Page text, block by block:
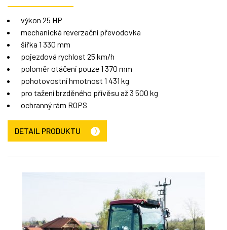
výkon 25 HP
mechanická reverzační převodovka
šířka 1 330 mm
pojezdová rychlost 25 km/h
poloměr otáčení pouze 1 370 mm
pohotovostní hmotnost 1 431 kg
pro tažení brzděného přívěsu až 3 500 kg
ochranný rám ROPS
DETAIL PRODUKTU